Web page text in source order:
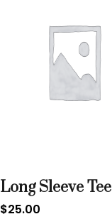
Long Sleeve Tee
$25.00